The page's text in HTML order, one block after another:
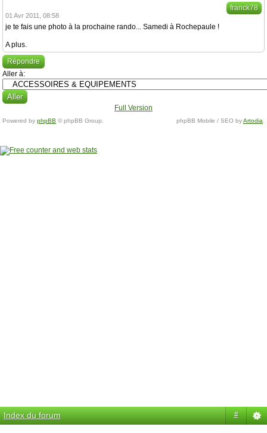
franck78
01 Avr 2011, 08:58
je te fais une photo à la prochaine rando... Samedi à Rochepaule !
A plus.
Répondre
Aller à:
Full Version
Powered by phpBB © phpBB Group. phpBB Mobile / SEO byArtodia
Index du forum #